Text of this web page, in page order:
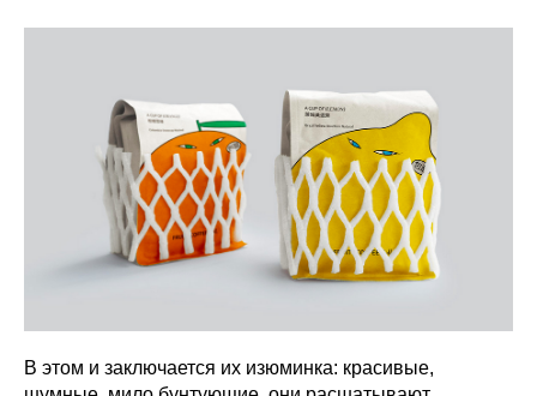
В этом и заключается их изюминка: красивые,